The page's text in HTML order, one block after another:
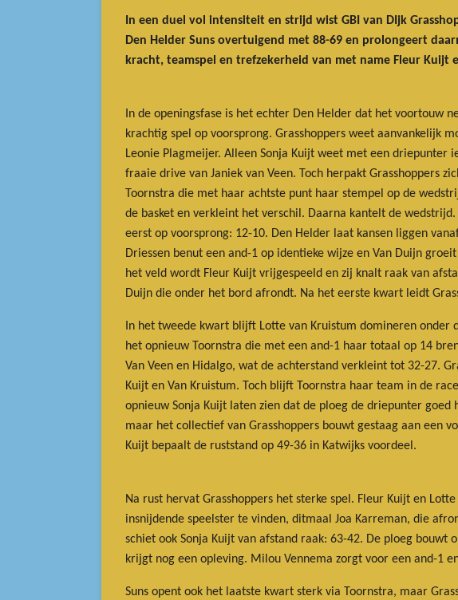
In een duel vol intensiteit en strijd wist GBI van DIjk
Den Helder Suns overtuigend met 88-69 en prolongeert
kracht, teamspel en trefzekerheid van met name Fleur Kuijt
In de openingsfase is het echter Den Helder dat het voortouw
krachtig spel op voorsprong. Grasshoppers weet aanvankelijk
Leonie Plagmeijer. Alleen Sonja Kuijt weet met een
fraaie drive van Janiek van Veen. Toch herpakt Grasshoppers
Toornstra die met haar achtste punt haar stempel op de
de basket en verkleint het verschil. Daarna kantelt de
eerst op voorsprong: 12-10. Den Helder laat kansen liggen
Driessen benut een and-1 op identieke wijze en Van Duijn
het veld wordt Fleur Kuijt vrijgespeeld en zij knalt raak van
Duijn die onder het bord afrondt. Na het eerste kwart leidt
In het tweede kwart blijft Lotte van Kruistum domineren onder
het opnieuw Toornstra die met een and-1 haar totaal op 14
Van Veen en Hidalgo, wat de achterstand verkleint tot 32-27.
Kuijt en Van Kruistum. Toch blijft Toornstra haar team in de
opnieuw Sonja Kuijt laten zien dat de ploeg de driepunter
maar het collectief van Grasshoppers bouwt gestaag aan een
Kuijt bepaalt de ruststand op 49-36 in Katwijks voordeel.
Na rust hervat Grasshoppers het sterke spel. Fleur Kuijt en
insnijdende speelster te vinden, ditmaal Joa Karreman, die
schiet ook Sonja Kuijt van afstand raak: 63-42. De ploeg
krijgt nog een opleving. Milou Vennema zorgt voor een and-1
Suns opent ook het laatste kwart sterk via Toornstra, maar